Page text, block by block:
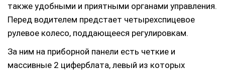
также удобными и приятными органами управления.
Перед водителем предстает четырехспицевое
рулевое колесо, поддающееся регулировкам.
За ним на приборной панели есть четкие и
массивные 2 циферблата, левый из которых